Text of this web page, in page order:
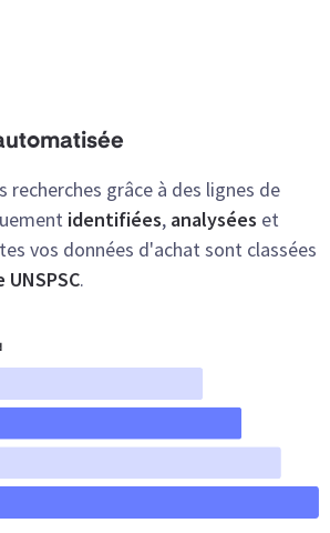
recherches grâce à des lignes de
identifiées, analysées et
vos données d'achat sont classées
.